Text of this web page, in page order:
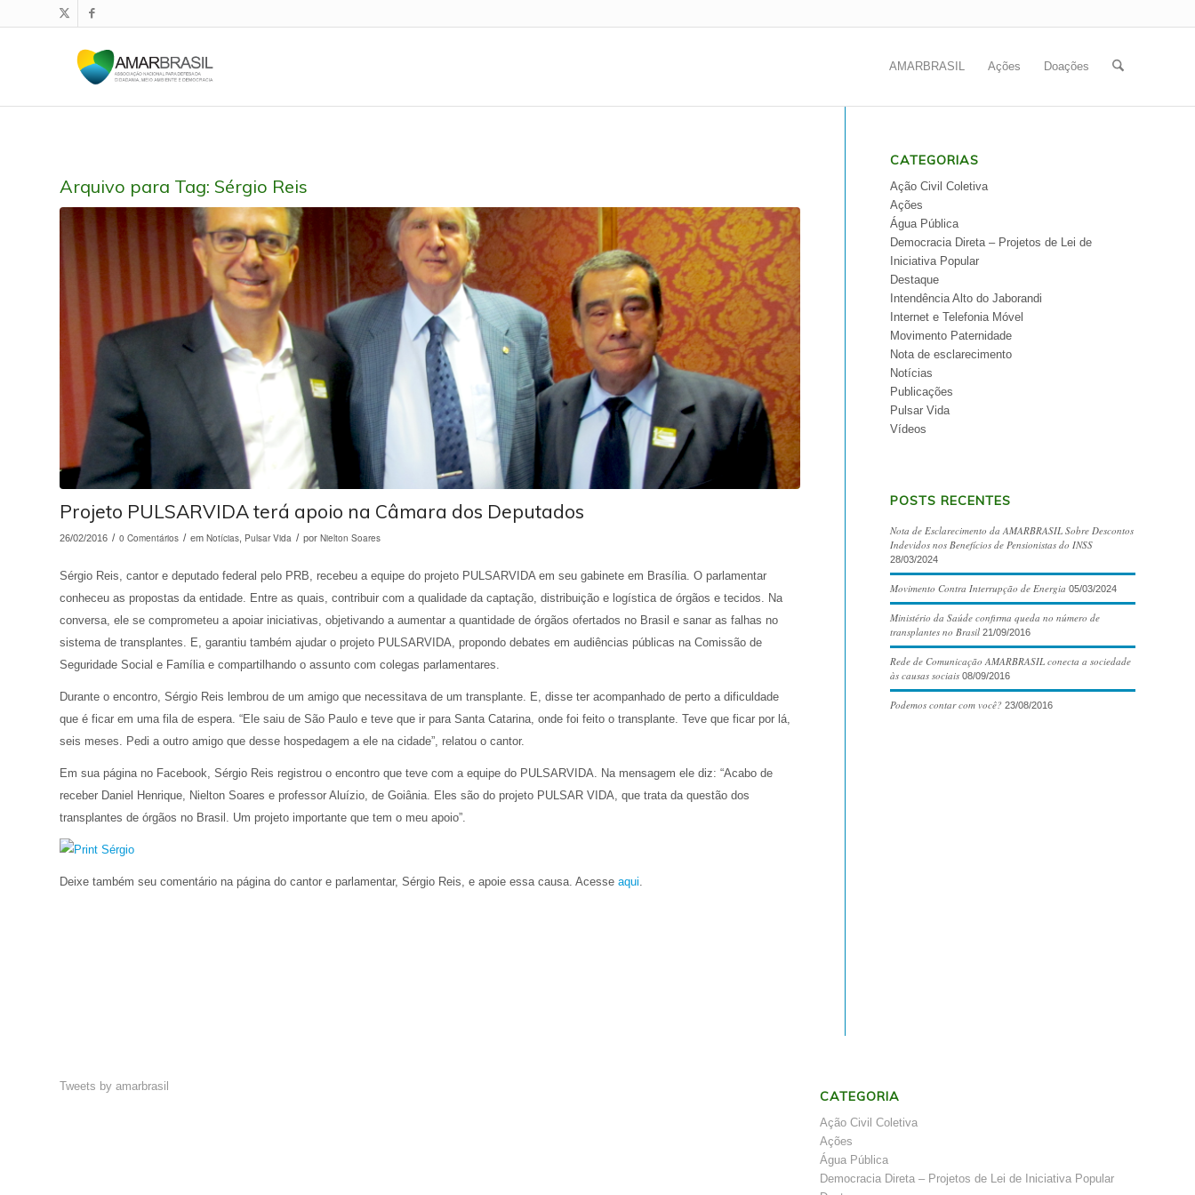
AMARBRASIL Ações Doações
Arquivo para Tag: Sérgio Reis
Projeto PULSARVIDA terá apoio na Câmara dos Deputados
26/02/2016 / 0 Comentários / em Notícias Pulsar Vida / por Nielton Soares
Sérgio Reis, cantor e deputado federal pelo PRB, recebeu a equipe do projeto PULSARVIDA em seu gabinete em Brasília. O parlamentar
conheceu as propostas da entidade. Entre as quais, contribuir com a qualidade da captação, distribuição e logística de órgãos e tecidos. Na
conversa, ele se comprometeu a apoiar iniciativas, objetivando a aumentar a quantidade de órgãos ofertados no Brasil e sanar as falhas no
sistema de transplantes. E, garantiu também ajudar o projeto PULSARVIDA, propondo debates em audiências públicas na Comissão de
Seguridade Social e Família e compartilhando o assunto com colegas parlamentares.
Durante o encontro, Sérgio Reis lembrou de um amigo que necessitava de um transplante. E, disse ter acompanhado de perto a dificuldade
que é ficar em uma fila de espera. “Ele saiu de São Paulo e teve que ir para Santa Catarina, onde foi feito o transplante. Teve que ficar por lá,
seis meses. Pedi a outro amigo que desse hospedagem a ele na cidade”, relatou o cantor.
Em sua página no Facebook, Sérgio Reis registrou o encontro que teve com a equipe do PULSARVIDA. Na mensagem ele diz: “Acabo de
receber Daniel Henrique, Nielton Soares e professor Aluízio, de Goiânia. Eles são do projeto PULSAR VIDA, que trata da questão dos
transplantes de órgãos no Brasil. Um projeto importante que tem o meu apoio”.
Deixe também seu comentário na página do cantor e parlamentar, Sérgio Reis, e apoie essa causa. Acesse aqui
CATEGORIAS
Ação Civil Coletiva
Ações
Água Pública
Democracia Direta – Projetos de Lei de
Iniciativa Popular
Destaque
Intendência Alto do Jaborandi
Internet e Telefonia Móvel
Movimento Paternidade
Nota de esclarecimento
Notícias
Publicações
Pulsar Vida
Vídeos
POSTS RECENTES
Nota de Esclarecimento da AMARBRASIL Sobre Descontos
Indevidos nos Benefícios de Pensionistas do INSS
28/03/2024
Movimento Contra Interrupção de Energia 05/03/2024
Ministério da Saúde confirma queda no número de
transplantes no Brasil 21/09/2016
Rede de Comunicação AMARBRASIL conecta a sociedade
às causas sociais 08/09/2016
Podemos contar com você? 23/08/2016
Tweets by amarbrasil
CATEGORIA
Ação Civil Coletiva
Ações
Água Pública
Democracia Direta – Projetos de Lei de Iniciativa Popular